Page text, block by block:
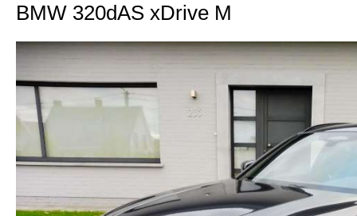
BMW 320dAS xDrive M